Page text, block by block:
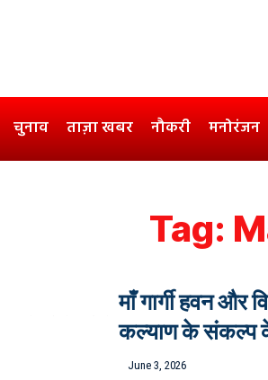
चुनाव ताज़ा खबर नौकरी मनोरंजन
Tag:
माँ गार्गी हवन
कल्याण के संकल्प
June 3, 2026